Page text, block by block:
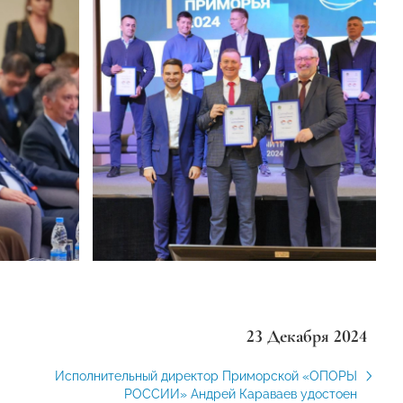
23 Декабря 2024
Исполнительный директор Приморской «ОПОРЫ
РОССИИ» Андрей Караваев удостоен